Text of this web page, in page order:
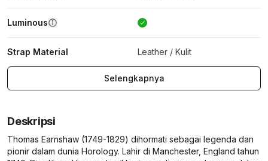
Luminous
Strap Material Leather / Kulit
Selengkapnya
Deskripsi
Thomas Earnshaw (1749-1829) dihormati sebagai legenda dan
pionir dalam dunia Horology. Lahir di Manchester, England tahun